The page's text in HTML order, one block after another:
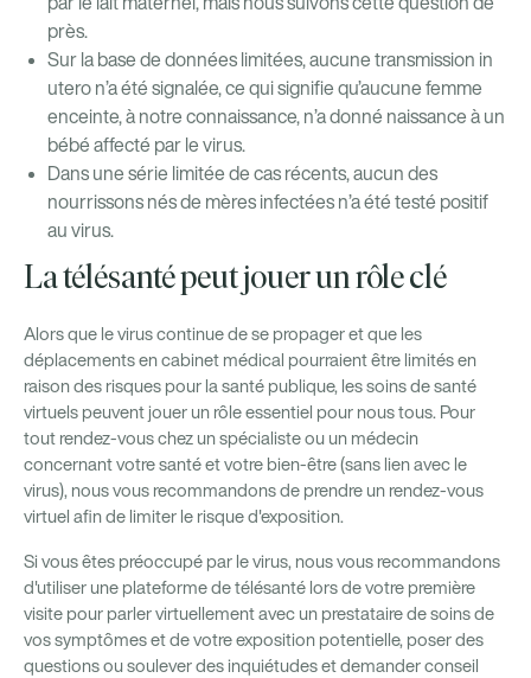
près.
Sur la base de données limitées, aucune transmission in
utero n’a été signalée, ce qui signifie qu’aucune femme
enceinte, à notre connaissance, n’a donné naissance à un
bébé affecté par le virus.
Dans une série limitée de cas récents, aucun des
nourrissons nés de mères infectées n’a été testé positif
au virus.
La télésanté peut jouer un rôle clé
Alors que le virus continue de se propager et que les
déplacements en cabinet médical pourraient être limités en
raison des risques pour la santé publique, les soins de santé
virtuels peuvent jouer un rôle essentiel pour nous tous. Pour
tout rendez-vous chez un spécialiste ou un médecin
concernant votre santé et votre bien-être (sans lien avec le
virus), nous vous recommandons de prendre un rendez-vous
virtuel afin de limiter le risque d'exposition.
Si vous êtes préoccupé par le virus, nous vous recommandons
d'utiliser une plateforme de télésanté lors de votre première
visite pour parler virtuellement avec un prestataire de soins de
vos symptômes et de votre exposition potentielle, poser des
questions ou soulever des inquiétudes et demander conseil